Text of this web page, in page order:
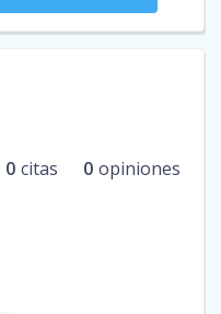
0 citas 0 opiniones